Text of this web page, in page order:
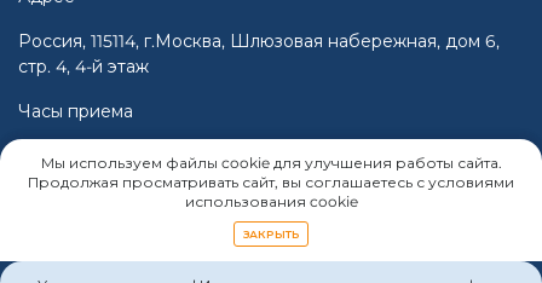
Мы используем файлы cookie для улучшения работы сайта.
Продолжая просматривать сайт, вы соглашаетесь с условиями
использования cookie
ЗАКРЫТЬ
Россия, 115114, г.Москва, Шлюзовая набережная, дом 6,
стр. 4, 4-й этаж
Часы приема
Пн-Чт 10:00 - 16:00
Пт 10:00 -15:00